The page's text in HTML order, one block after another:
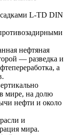
L-TD DIN
нефтяная
— разведка и
а
мире, на долю
нефти и около
и
мира.